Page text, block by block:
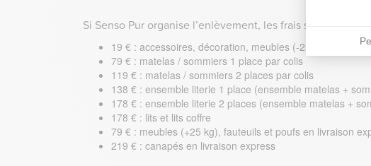
Si Senso Pur organise l’enlèvement, les frais suivants
19 € : accessoires, décoration, meubles (-25 kg) et linge
79 € : matelas / sommiers 1 place par colis
119 € : matelas / sommiers 2 places par colis
138 € : ensemble literie 1 place (ensemble matelas +
178 € : ensemble literie 2 places (ensemble matelas +
178 € : lits et lits coffre
79 € : meubles (+25 kg), fauteuils et poufs en livraison
219 € : canapés en livraison express